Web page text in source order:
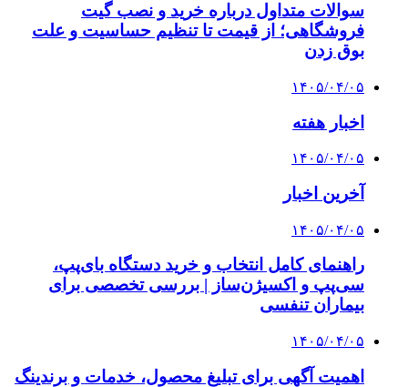
سوالات متداول درباره خرید و نصب گیت
فروشگاهی؛ از قیمت تا تنظیم حساسیت و علت
بوق زدن
۱۴۰۵/۰۴/۰۵
اخبار هفته
۱۴۰۵/۰۴/۰۵
آخرین اخبار
۱۴۰۵/۰۴/۰۵
راهنمای کامل انتخاب و خرید دستگاه بای‌پپ،
سی‌پپ و اکسیژن‌ساز | بررسی تخصصی برای
بیماران تنفسی
۱۴۰۵/۰۴/۰۵
اهمیت آگهی برای تبلیغ محصول، خدمات و برندینگ